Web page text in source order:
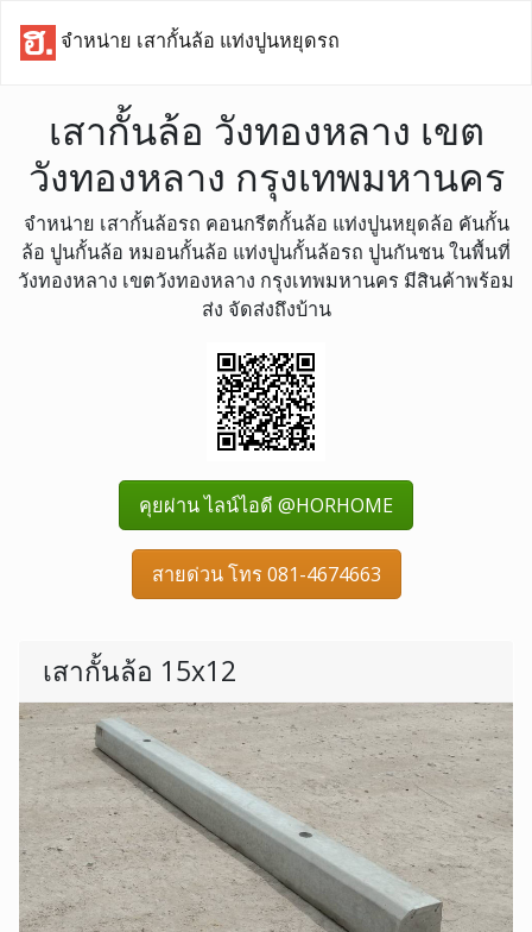
จำหน่าย เสากั้นล้อ แท่งปูนหยุดรถ
เสากั้นล้อ วังทองหลาง เขต
วังทองหลาง กรุงเทพมหานคร
จำหน่าย เสากั้นล้อรถ คอนกรีตกั้นล้อ แท่งปูนหยุดล้อ คันกั้น
ล้อ ปูนกั้นล้อ หมอนกั้นล้อ แท่งปูนกั้นล้อรถ ปูนกันชน ในพื้นที่
วังทองหลาง เขตวังทองหลาง กรุงเทพมหานคร มีสินค้าพร้อม
ส่ง จัดส่งถึงบ้าน
คุยผ่าน ไลน์ไอดี @HORHOME
สายด่วน โทร 081-4674663
เสากั้นล้อ 15x12